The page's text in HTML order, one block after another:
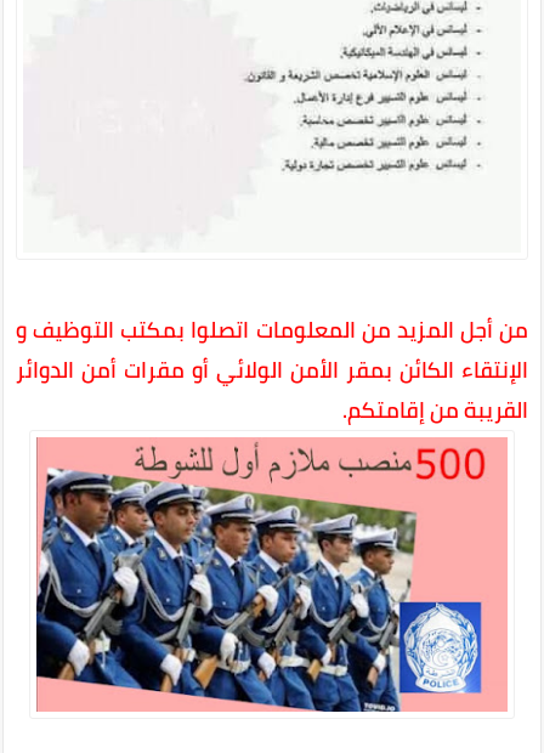
من أجل المزيد من المعلومات اتصلوا بمكتب التوظيف و
الإنتقاء الكائن بمقر الأمن الولائي أو مقرات أمن الدوائر
القريبة من إقامتكم.